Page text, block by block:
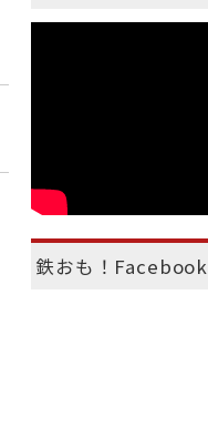
鉄おも！Facebook